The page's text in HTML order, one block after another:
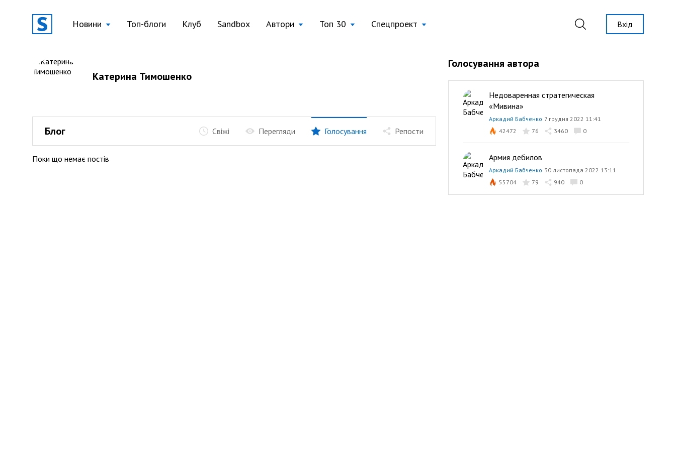
Новини Топ-блоги Клуб Sandbox Автори Топ 30 Спецпроект Вхід
Катерина Тимошенко
Блог Свіжі Перегляди Голосування Репости
Поки що немає постів
Голосування автора
Недоваренная стратегическая
«Мивина»
Аркадий Бабченко 7 грудня 2022 11:41
42472
76 3460 0
Армия дебилов
Аркадий Бабченко 30 листопада 2022 13:11
55704
79 940 0